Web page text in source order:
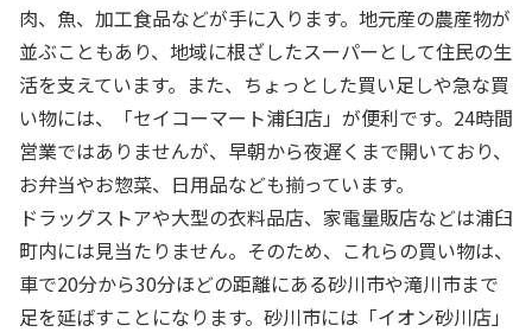
肉、魚、加工食品などが手に入ります。地元産の農産物が
並ぶこともあり、地域に根ざしたスーパーとして住民の生
活を支えています。また、ちょっとした買い足しや急な買
い物には、「セイコーマート浦臼店」が便利です。24時間
営業ではありませんが、早朝から夜遅くまで開いており、
お弁当やお惣菜、日用品なども揃っています。
ドラッグストアや大型の衣料品店、家電量販店などは浦臼
町内には見当たりません。そのため、これらの買い物は、
車で20分から30分ほどの距離にある砂川市や滝川市まで
足を延ばすことになります。砂川市には「イオン砂川店」